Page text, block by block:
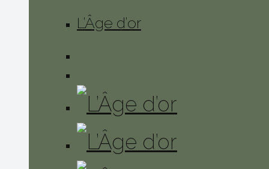
L’Âge d’or